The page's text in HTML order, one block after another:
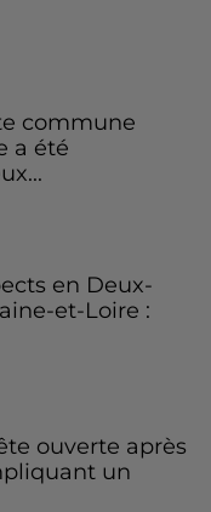
commune
a été
en Deux-
et-Loire :
ouverte après
un